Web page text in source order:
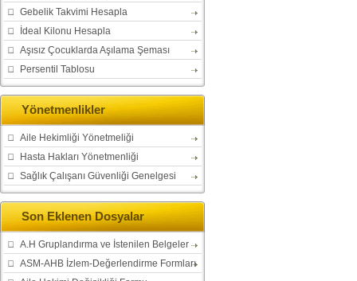
Gebelik Takvimi Hesapla
İdeal Kilonu Hesapla
Aşısız Çocuklarda Aşılama Şeması
Persentil Tablosu
Yönetmenlikler
Aile Hekimliği Yönetmeliği
Hasta Hakları Yönetmenliği
Sağlık Çalışanı Güvenliği Genelgesi
Son Eklenen Dosyalar
A.H Gruplandırma ve İstenilen Belgeler
ASM-AHB İzlem-Değerlendirme Formları